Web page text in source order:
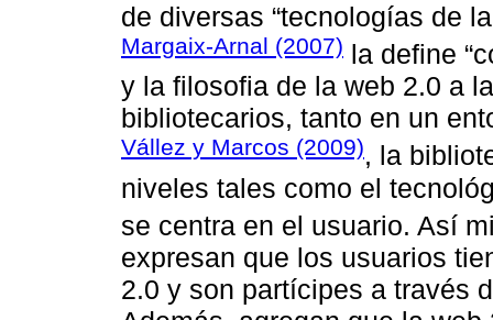
de diversas “tecnologías de
Margaix-Arnal (2007) la define
y la filosofia de la web 2.0 a
bibliotecarios, tanto en un
Vállez y Marcos (2009), la
niveles tales como el
se centra en el usuario. Así
expresan que los usuarios
2.0 y son partícipes a través